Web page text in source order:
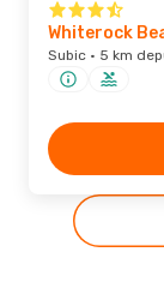
Whiterock
Subic · 5 km